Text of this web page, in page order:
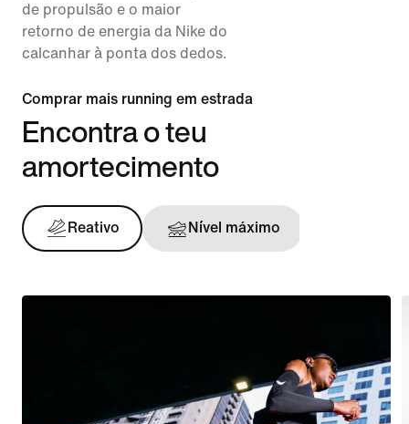
de propulsão e o maior
retorno de energia da Nike do
calcanhar à ponta dos dedos.
Comprar mais running em estrada
Encontra o teu
amortecimento
Reativo Nível máximo